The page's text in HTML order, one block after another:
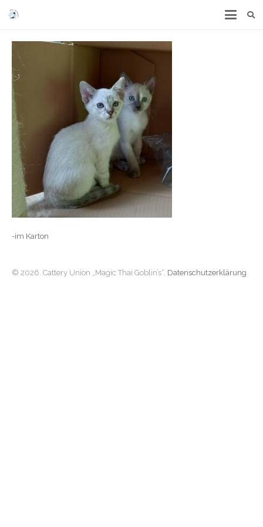
-im Karton
© 2026. Cattery Union „Magic Thai Goblin’s“, Datenschutzerklärung